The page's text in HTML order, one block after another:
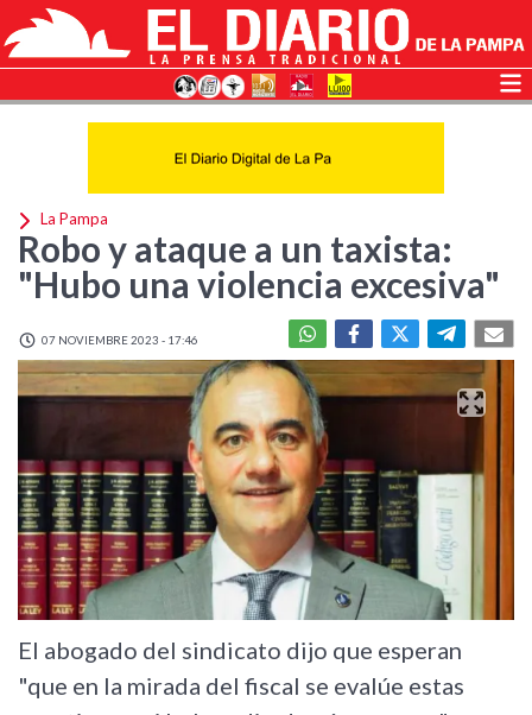
La Pampa
Robo y ataque a un taxista:
"Hubo una violencia excesiva"
07 NOVIEMBRE 2023 - 17:46
El abogado del sindicato dijo que esperan
"que en la mirada del fiscal se evalúe estas